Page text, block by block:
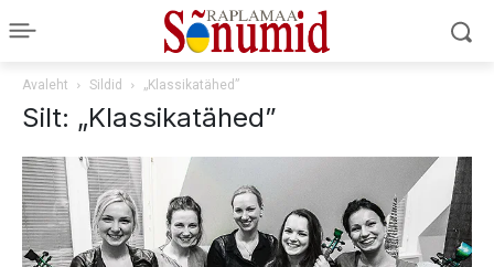
Avaleht Sildid „Klassikatähed”
Silt: „Klassikatähed”